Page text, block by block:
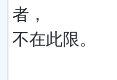
者，
不在此限。